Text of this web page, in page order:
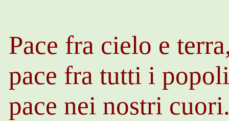
Pace fra cielo e
pace fra tutti i
pace nei nostri